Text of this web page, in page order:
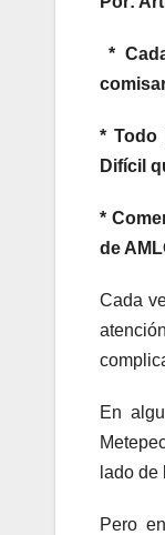
*
* Todo
Difícil
*
de
Cada
En
lado
Pero